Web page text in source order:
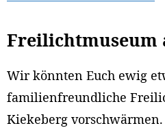
Freilichtmuseum
Wir könnten Euch ewig
familienfreundliche
Kiekeberg